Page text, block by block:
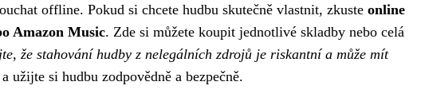
offline. Pokud si chcete hudbu skutečně vlastnit, zkuste online
Amazon Music. Zde si můžete koupit jednotlivé skladby nebo celá
že stahování hudby z nelegálních zdrojů je riskantní a může mít
užijte si hudbu zodpovědně a bezpečně.